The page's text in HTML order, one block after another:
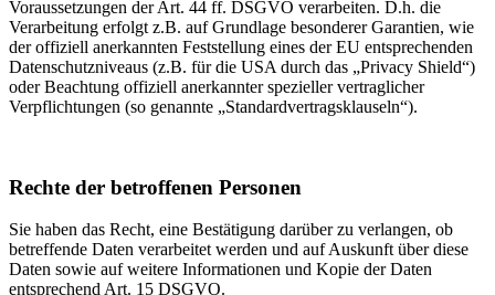
Voraussetzungen der Art. 44 ff. DSGVO verarbeiten. D.h. die
Verarbeitung erfolgt z.B. auf Grundlage besonderer Garantien, wie
der offiziell anerkannten Feststellung eines der EU entsprechenden
Datenschutzniveaus (z.B. für die USA durch das „Privacy Shield“)
oder Beachtung offiziell anerkannter spezieller vertraglicher
Verpflichtungen (so genannte „Standardvertragsklauseln“).
Rechte der betroffenen Personen
Sie haben das Recht, eine Bestätigung darüber zu verlangen, ob
betreffende Daten verarbeitet werden und auf Auskunft über diese
Daten sowie auf weitere Informationen und Kopie der Daten
entsprechend Art. 15 DSGVO.